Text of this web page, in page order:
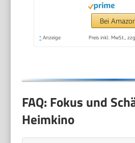
Bluetooth
1080P
Bei
* Anzeige Preis inkl. MwSt.,
FAQ: Fokus und
Heimkino